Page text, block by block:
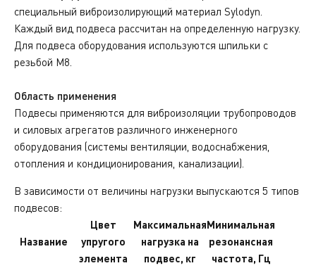
специальный виброизолирующий материал Sylodyn.
Каждый вид подвеса рассчитан на определенную нагрузку.
Для подвеса оборудования используются шпильки с
резьбой М8.
Область применения
Подвесы применяются для виброизоляции трубопроводов
и силовых агрегатов различного инженерного
оборудования (системы вентиляции, водоснабжения,
отопления и кондиционирования, канализации).
В зависимости от величины нагрузки выпускаются 5 типов
подвесов:
Название
Цвет
упругого
элемента
Максимальная
нагрузка на
подвес, кг
Минимальная
резонансная
частота, Гц